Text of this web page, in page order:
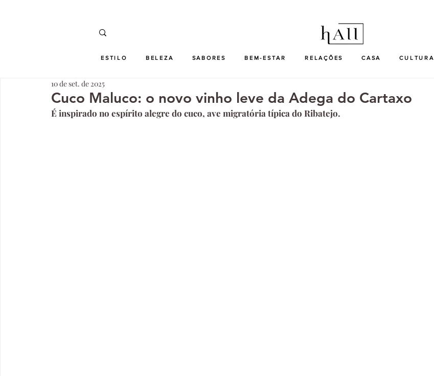
ESTILO BELEZA SABORES BEM-ESTAR RELAÇÕES CASA CULTURA
Cuco Maluco: o novo vinho leve da Adega do Cartaxo
10 de set. de 2025
É inspirado no espírito alegre do cuco, ave migratória típica do Ribatejo.